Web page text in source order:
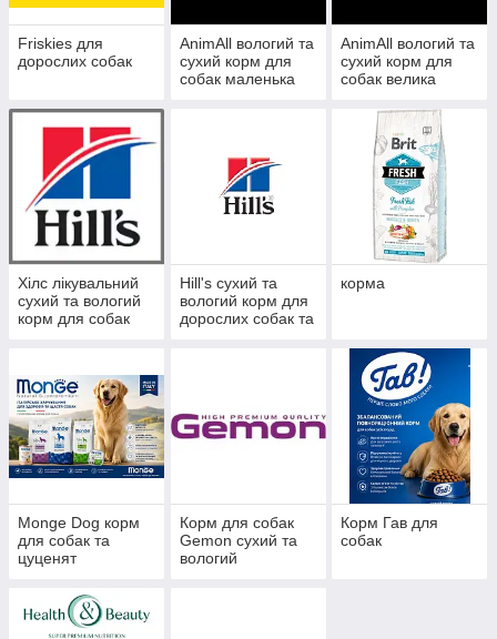
Friskies для
дорослих собак
AnimAll вологий та
сухий корм для
собак маленька
AnimAll вологий та
сухий корм для
собак велика
Хілс лікувальний
сухий та вологий
корм для собак
Hill's сухий та
вологий корм для
дорослих собак та
корма
Monge Dog корм
для собак та
цуценят
Корм для собак
Gemon сухий та
вологий
Корм Гав для
собак